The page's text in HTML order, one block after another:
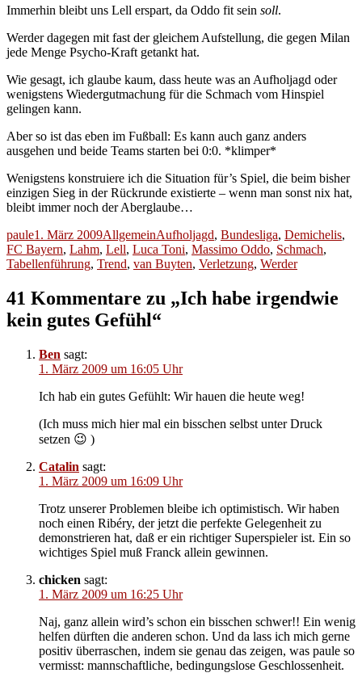
Immerhin bleibt uns Lell erspart, da Oddo fit sein soll.
Werder dagegen mit fast der gleichem Aufstellung, die gegen Milan
jede Menge Psycho-Kraft getankt hat.
Wie gesagt, ich glaube kaum, dass heute was an Aufholjagd oder
wenigstens Wiedergutmachung für die Schmach vom Hinspiel
gelingen kann.
Aber so ist das eben im Fußball: Es kann auch ganz anders
ausgehen und beide Teams starten bei 0:0. *klimper*
Wenigstens konstruiere ich die Situation für’s Spiel, die beim bisher
einzigen Sieg in der Rückrunde existierte – wenn man sonst nix hat,
bleibt immer noch der Aberglaube…
Autor
pauleVeröffentlicht
am
1. März 2009Kategorien
AllgemeinSchlagwörter
Aufholjagd, Bundesliga, Demichelis,
FC Bayern, Lahm, Lell, Luca Toni, Massimo Oddo, Schmach,
Tabellenführung, Trend, van Buyten, Verletzung, Werder
41 Kommentare zu „Ich habe irgendwie
kein gutes Gefühl“
Ben sagt:
1. März 2009 um 16:05 Uhr
Ich hab ein gutes Gefühlt: Wir hauen die heute weg!
(Ich muss mich hier mal ein bisschen selbst unter Druck
setzen 😉 )
Catalin sagt:
1. März 2009 um 16:09 Uhr
Trotz unserer Problemen bleibe ich optimistisch. Wir haben
noch einen Ribéry, der jetzt die perfekte Gelegenheit zu
demonstrieren hat, daß er ein richtiger Superspieler ist. Ein so
wichtiges Spiel muß Franck allein gewinnen.
chicken sagt:
1. März 2009 um 16:25 Uhr
Naj, ganz allein wird’s schon ein bisschen schwer!! Ein wenig
helfen dürften die anderen schon. Und da lass ich mich gerne
positiv überraschen, indem sie genau das zeigen, was paule so
vermisst: mannschaftliche, bedingungslose Geschlossenheit.